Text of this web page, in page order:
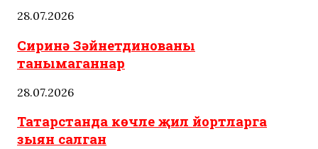
28.07.2026
Сиринә Зәйнетдинованы
танымаганнар
28.07.2026
Татарстанда көчле җил йортларга
зыян салган